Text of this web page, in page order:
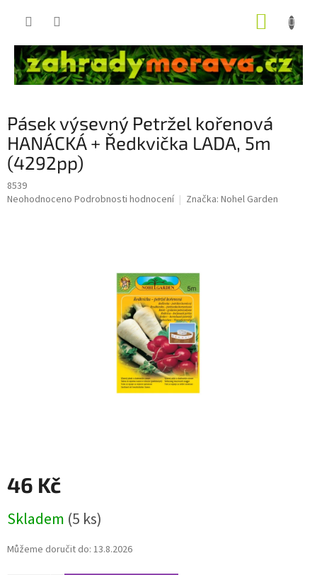
Pásek výsevný Petržel kořenová
HANÁCKÁ + Ředkvička LADA, 5m
(4292pp)
8539
Průměrné
Neohodnoceno Podrobnosti hodnocení Značka: Nohel Garden
46 Kč
cena:
Skladem (5 ks)
Můžeme doručit do: 13.8.2026